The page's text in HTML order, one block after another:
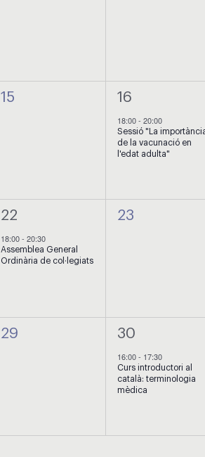
0
15
116
18:00-20:00
Sessió "La
de la vacunació en
l'edat adulta"
1
esdeveniment,
22
18:00- 20:30
Assemblea General
Ordinària de col·legiats
0
23
0
29
1
30
16:00- 17:30
Curs introductori al
català: terminologia
mèdica